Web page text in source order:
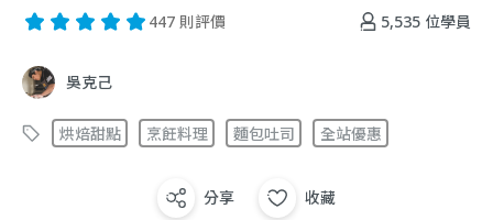
5,535 位學員
447 則評價
吳克己
烘焙甜點 烹飪料理 麵包吐司 全站優惠
分享 收藏